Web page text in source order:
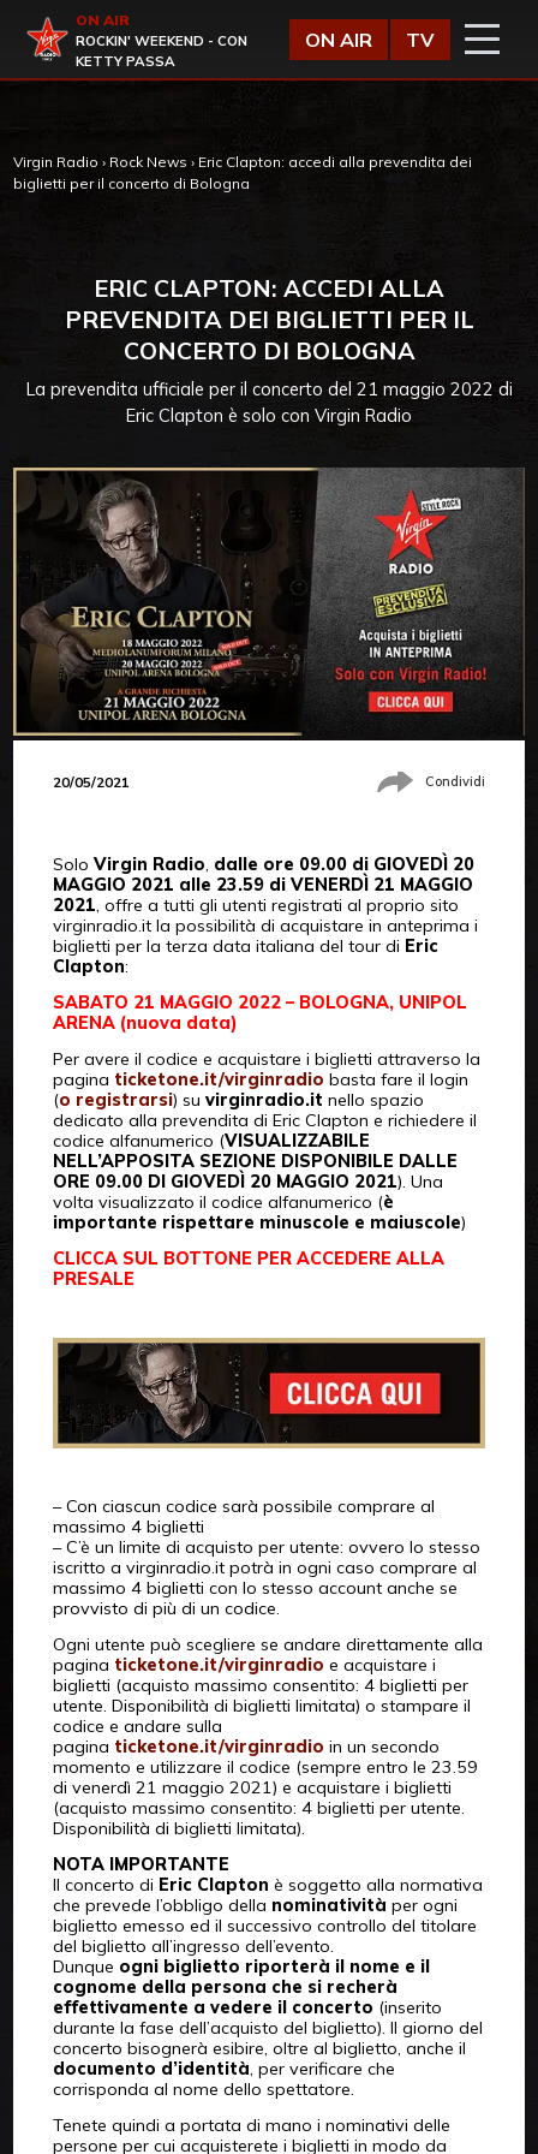
Virgin Radio
ON AIR
ROCKIN' WEEKEND - CON
KETTY PASSA
ON AIR TV
Virgin Radio › Rock News › Eric Clapton: accedi alla prevendita dei
biglietti per il concerto di Bologna
ERIC CLAPTON: ACCEDI ALLA
PREVENDITA DEI BIGLIETTI PER IL
CONCERTO DI BOLOGNA
La prevendita ufficiale per il concerto del 21 maggio 2022 di
Eric Clapton è solo con Virgin Radio
20/05/2021 Condividi
Solo Virgin Radio dalle ore 09.00 di GIOVEDÌ 20
MAGGIO 2021 alle 23.59 di VENERDÌ 21 MAGGIO
2021 , offre a tutti gli utenti registrati al proprio sito
virginradio.it la possibilità di acquistare in anteprima i
biglietti per la terza data italiana del tour di Eric
Clapton:
SABATO 21 MAGGIO 2022 – BOLOGNA, UNIPOL
ARENA (nuova data)
Per avere il codice e acquistare i biglietti attraverso la
pagina ticketone.it/virginradio basta fare il login
(o registrarsi) su virginradio.it nello spazio
dedicato alla prevendita di Eric Clapton e richiedere il
codice alfanumerico (VISUALIZZABILE
NELL’APPOSITA SEZIONE DISPONIBILE DALLE
ORE 09.00 DI GIOVEDÌ 20 MAGGIO 2021). Una
volta visualizzato il codice alfanumerico (è
importante rispettare minuscole e maiuscole)
CLICCA SUL BOTTONE PER ACCEDERE ALLA
PRESALE
– Con ciascun codice sarà possibile comprare al
massimo 4 biglietti
– C’è un limite di acquisto per utente: ovvero lo stesso
iscritto a virginradio.it potrà in ogni caso comprare al
massimo 4 biglietti con lo stesso account anche se
provvisto di più di un codice.
Ogni utente può scegliere se andare direttamente alla
pagina ticketone.it/virginradio e acquistare i
biglietti (acquisto massimo consentito: 4 biglietti per
utente. Disponibilità di biglietti limitata) o stampare il
codice e andare sulla
pagina ticketone.it/virginradio in un secondo
momento e utilizzare il codice (sempre entro le 23.59
di venerdì 21 maggio 2021) e acquistare i biglietti
(acquisto massimo consentito: 4 biglietti per utente.
Disponibilità di biglietti limitata).
NOTA IMPORTANTE
Il concerto di Eric Clapton è soggetto alla normativa
che prevede l’obbligo della nominatività per ogni
biglietto emesso ed il successivo controllo del titolare
del biglietto all’ingresso dell’evento.
Dunque ogni biglietto riporterà il nome e il
cognome della persona che si recherà
effettivamente a vedere il concerto (inserito
durante la fase dell’acquisto del biglietto). Il giorno del
concerto bisognerà esibire, oltre al biglietto, anche il
documento d’identità, per verificare che
corrisponda al nome dello spettatore.
Tenete quindi a portata di mano i nominativi delle
persone per cui acquisterete i biglietti in modo da